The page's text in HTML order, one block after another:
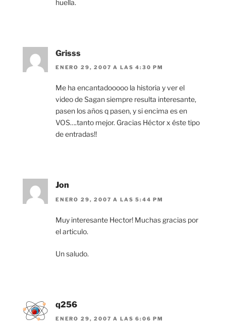
huella.
Grisss
ENERO 29, 2007 A LAS 4:30 PM
Me ha encantadooooo la historia y ver el
video de Sagan siempre resulta interesante,
pasen los años q pasen, y si encima es en
VOS….tanto mejor. Gracias Héctor x éste tipo
de entradas!!
Jon
ENERO 29, 2007 A LAS 5:44 PM
Muy interesante Hector! Muchas gracias por
el articulo.
Un saludo.
q256
ENERO 29, 2007 A LAS 6:06 PM